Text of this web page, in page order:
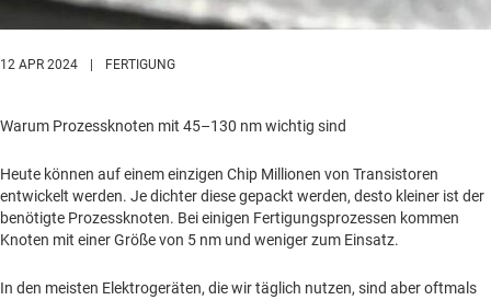
12 APR 2024 FERTIGUNG
Warum Prozessknoten mit 45–130 nm wichtig sind
Heute können auf einem einzigen Chip Millionen von Transistoren
entwickelt werden. Je dichter diese gepackt werden, desto kleiner ist der
benötigte Prozessknoten. Bei einigen Fertigungsprozessen kommen
Knoten mit einer Größe von 5 nm und weniger zum Einsatz.
In den meisten Elektrogeräten, die wir täglich nutzen, sind aber oftmals